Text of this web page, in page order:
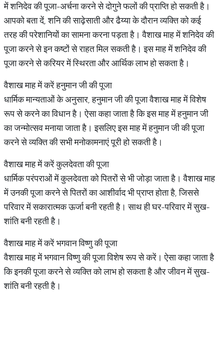
में शनिदेव की पूजा-अर्चना करने से दोगुने फलों की प्राप्ति हो सकती है।
आपको बता दें, शनि की साढ़ेसाती और ढैय्या के दौरान व्यक्ति को कई
तरह की परेशानियों का सामना करना पड़ता है। वैशाख माह में शनिदेव की
पूजा करने से इन कष्टों से राहत मिल सकती है। इस माह में शनिदेव की
पूजा करने से करियर में स्थिरता और आर्थिक लाभ हो सकता है।
वैशाख माह में करें हनुमान जी की पूजा
धार्मिक मान्यताओं के अनुसार, हनुमान जी की पूजा वैशाख माह में विशेष
रूप से करने का विधान है। ऐसा कहा जाता है कि इस माह में हनुमान जी
का जन्मोत्सव मनाया जाता है। इसलिए इस माह में हनुमान जी की पूजा
करने से व्यक्ति की सभी मनोकामनाएं पूरी हो सकती है।
वैशाख माह में करें कुलदेवता की पूजा
धार्मिक परंपराओं में कुलदेवता को पितरों से भी जोड़ा जाता है। वैशाख माह
में उनकी पूजा करने से पितरों का आशीर्वाद भी प्राप्त होता है, जिससे
परिवार में सकारात्मक ऊर्जा बनी रहती है। साथ ही घर-परिवार में सुख-
शांति बनी रहती है।
वैशाख माह में करें भगवान विष्णु की पूजा
वैशाख माह में भगवान विष्णु की पूजा विशेष रूप से करें। ऐसा कहा जाता है
कि इनकी पूजा करने से व्यक्ति को लाभ हो सकता है और जीवन में सुख-
शांति बनी रहती है।